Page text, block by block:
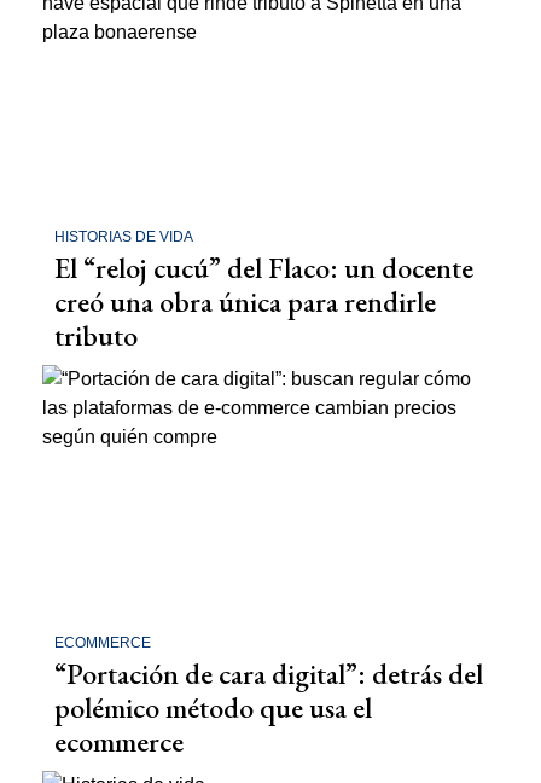
HISTORIAS DE VIDA
El “reloj cucú” del Flaco: un docente
creó una obra única para rendirle
tributo
ECOMMERCE
“Portación de cara digital”: detrás del
polémico método que usa el
ecommerce